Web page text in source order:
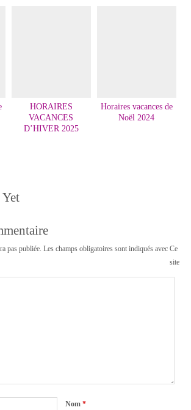
HORAIRES
VACANCES
D’HIVER 2025
Horaires vacances de
Noël 2024
pas publiée. Les champs obligatoires sont indiqués avec
Nom*
Ce
site